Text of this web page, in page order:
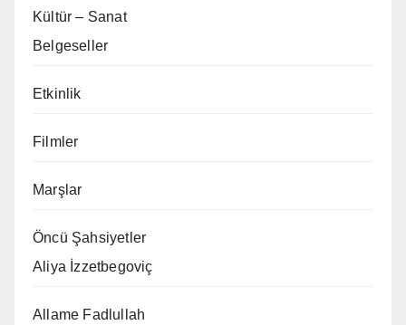
Kültür – Sanat
Belgeseller
Etkinlik
Filmler
Marşlar
Öncü Şahsiyetler
Aliya İzzetbegoviç
Allame Fadlullah